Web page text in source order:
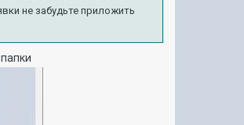
не забудьте приложить